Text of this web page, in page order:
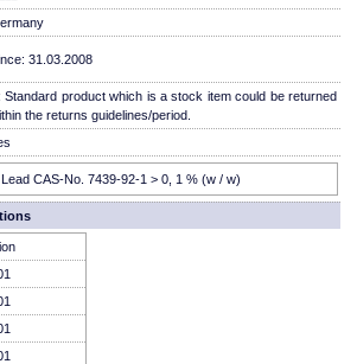
31.03.2008
Standard product which is a stock item could be returned
the returns guidelines/period.
Lead CAS-No. 7439-92-1 > 0, 1 % (w / w)